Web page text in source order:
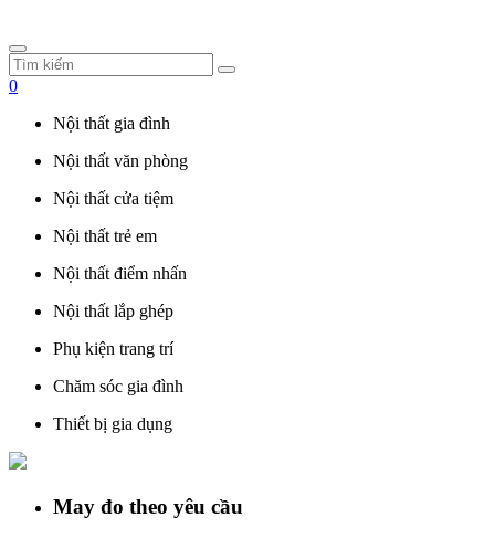
0
Nội thất gia đình
Nội thất văn phòng
Nội thất cửa tiệm
Nội thất trẻ em
Nội thất điểm nhấn
Nội thất lắp ghép
Phụ kiện trang trí
Chăm sóc gia đình
Thiết bị gia dụng
May đo theo yêu cầu